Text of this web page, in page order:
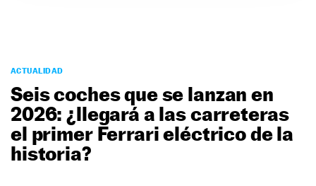
PODCAST
MOTOS
TECNOLOGÍA
SUPERCOCHES
MOTORTV
ACTUALIDAD
Seis coches que se lanzan en
2026: ¿llegará a las carreteras
el primer Ferrari eléctrico de la
historia?